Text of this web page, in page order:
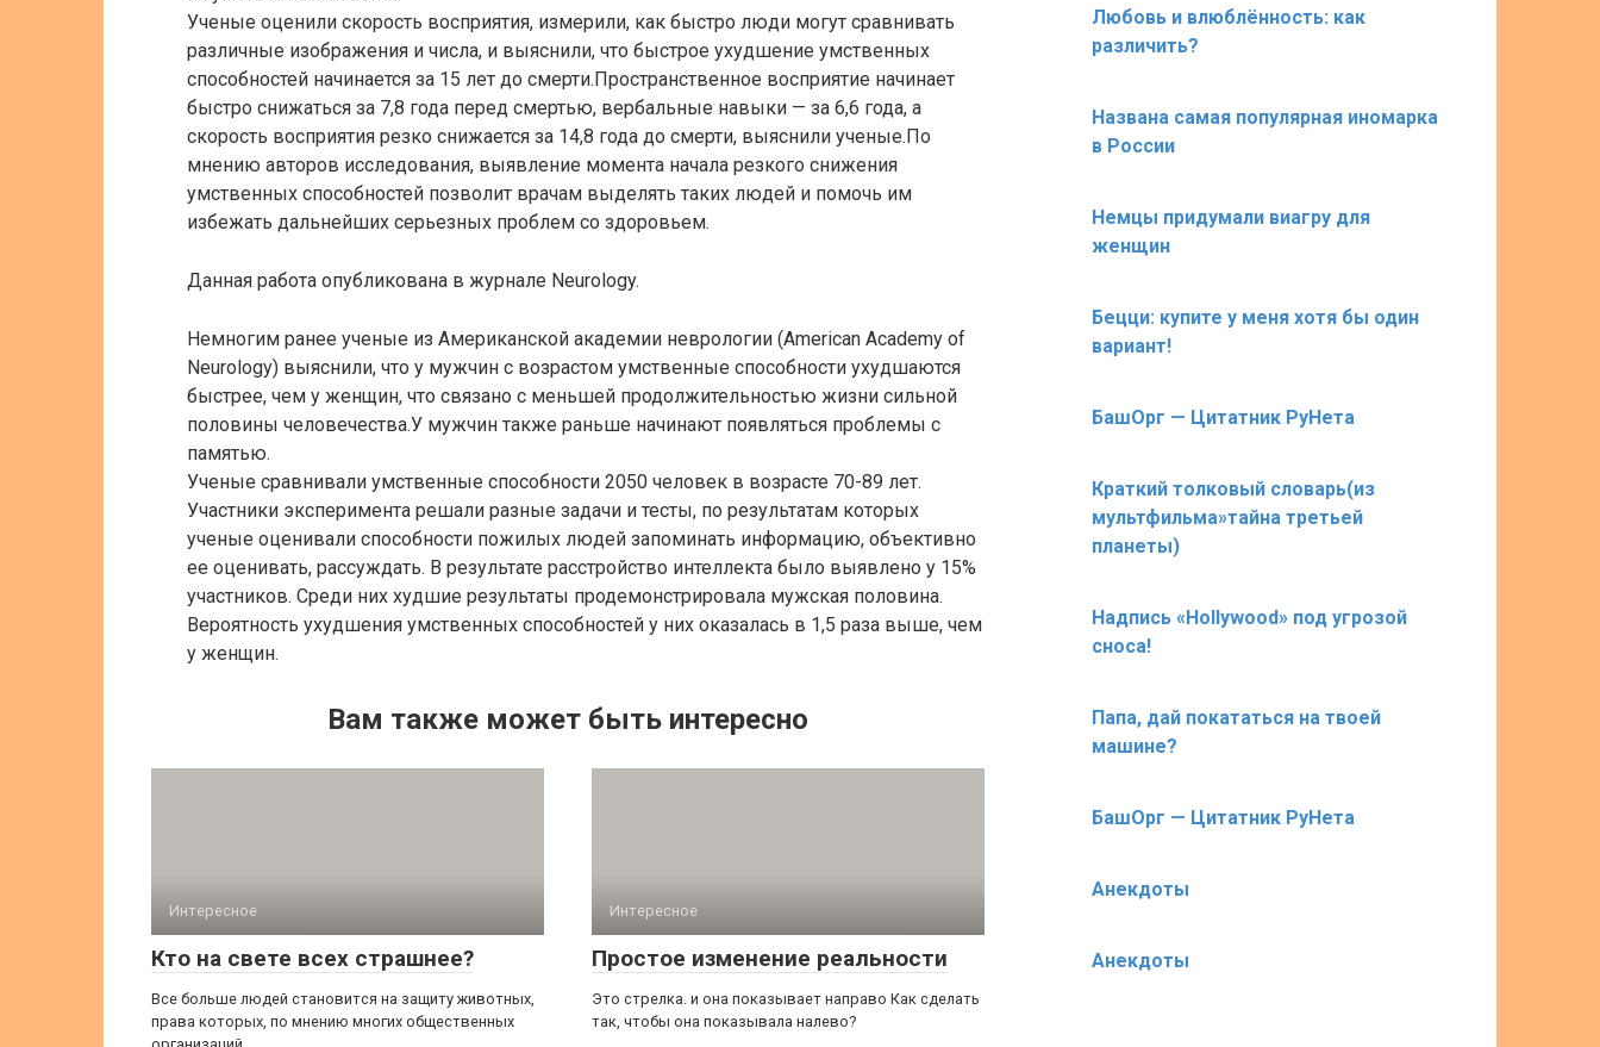
Ученые оценили скорость восприятия, измерили, как быстро люди могут сравнивать
различные изображения и числа, и выяснили, что быстрое ухудшение умственных
способностей начинается за 15 лет до смерти.Пространственное восприятие начинает
быстро снижаться за 7,8 года перед смертью, вербальные навыки — за 6,6 года, а
скорость восприятия резко снижается за 14,8 года до смерти, выяснили ученые.По
мнению авторов исследования, выявление момента начала резкого снижения
умственных способностей позволит врачам выделять таких людей и помочь им
избежать дальнейших серьезных проблем со здоровьем.
Данная работа опубликована в журнале Neurology.
Немногим ранее ученые из Американской академии неврологии (American Academy of
Neurology) выяснили, что у мужчин с возрастом умственные способности ухудшаются
быстрее, чем у женщин, что связано с меньшей продолжительностью жизни сильной
половины человечества.У мужчин также раньше начинают появляться проблемы с
памятью.
Ученые сравнивали умственные способности 2050 человек в возрасте 70-89 лет.
Участники эксперимента решали разные задачи и тесты, по результатам которых
ученые оценивали способности пожилых людей запоминать информацию, объективно
ее оценивать, рассуждать. В результате расстройство интеллекта было выявлено у 15%
участников. Среди них худшие результаты продемонстрировала мужская половина.
Вероятность ухудшения умственных способностей у них оказалась в 1,5 раза выше, чем
у женщин.
Вам также может быть интересно
Интересное
Кто на свете всех страшнее?
Все больше людей становится на защиту животных,
права которых, по мнению многих общественных
Интересное
Простое изменение реальности
Это стрелка. и она показывает направо Как сделать
так, чтобы она показывала налево?
Любовь и влюблённость: как
различить?
Названа самая популярная иномарка
в России
Немцы придумали виагру для
женщин
Бецци: купите у меня хотя бы один
вариант!
БашОрг — Цитатник РуНета
Краткий толковый словарь(из
мультфильма»тайна третьей
планеты)
Надпись «Hollywood» под угрозой
сноса!
Папа, дай покататься на твоей
машине?
БашОрг — Цитатник РуНета
Анекдоты
Анекдоты